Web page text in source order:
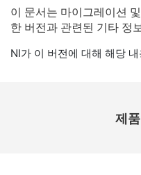
이 문서는 마이그레이션
한 버전과 관련된 기타 정
NI가 이 버전에 대해 해당
제